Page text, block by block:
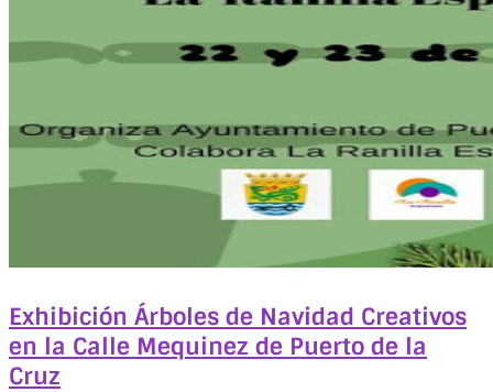
Exhibición Árboles de Navidad Creativos
en la Calle Mequinez de Puerto de la
Cruz